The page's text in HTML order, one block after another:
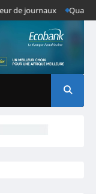
Quand des